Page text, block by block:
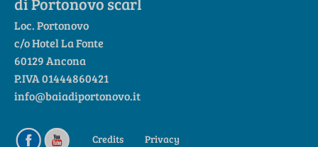
di Portonovo scarl
Loc. Portonovo
c/o Hotel La Fonte
60129 Ancona
P.IVA 01444860421
info@baiadiportonovo.it
Credits Privacy